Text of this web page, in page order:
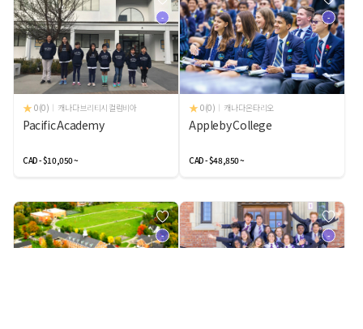
-
0(0) 캐나다 브리티시 컬럼비아
Pacific Academy
CAD - $10,050 ~
-
0(0) 캐나다 온타리오
Appleby College
CAD - $48,850 ~
- -